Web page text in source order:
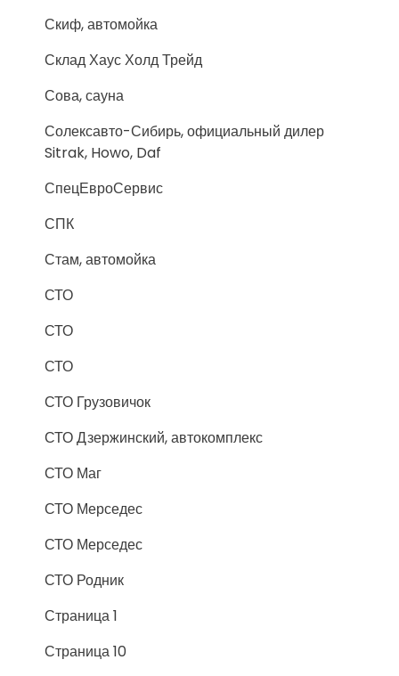
Скиф, автомойка
Склад Хаус Холд Трейд
Сова, сауна
Солексавто-Сибирь, официальный дилер
Sitrak, Howo, Daf
СпецЕвроСервис
СПК
Стам, автомойка
СТО
СТО
СТО
СТО Грузовичок
СТО Дзержинский, автокомплекс
СТО Маг
СТО Мерседес
СТО Мерседес
СТО Родник
Страница 1
Страница 10